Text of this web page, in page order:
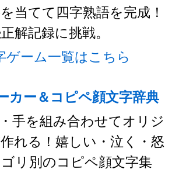
当てて四字熟語を完成！
解記録に挑戦。
ゲーム一覧はこちら
カー＆コピペ顔文字辞典
手を組み合わせてオリジ
れる！嬉しい・泣く・怒
リ別のコピペ顔文字集